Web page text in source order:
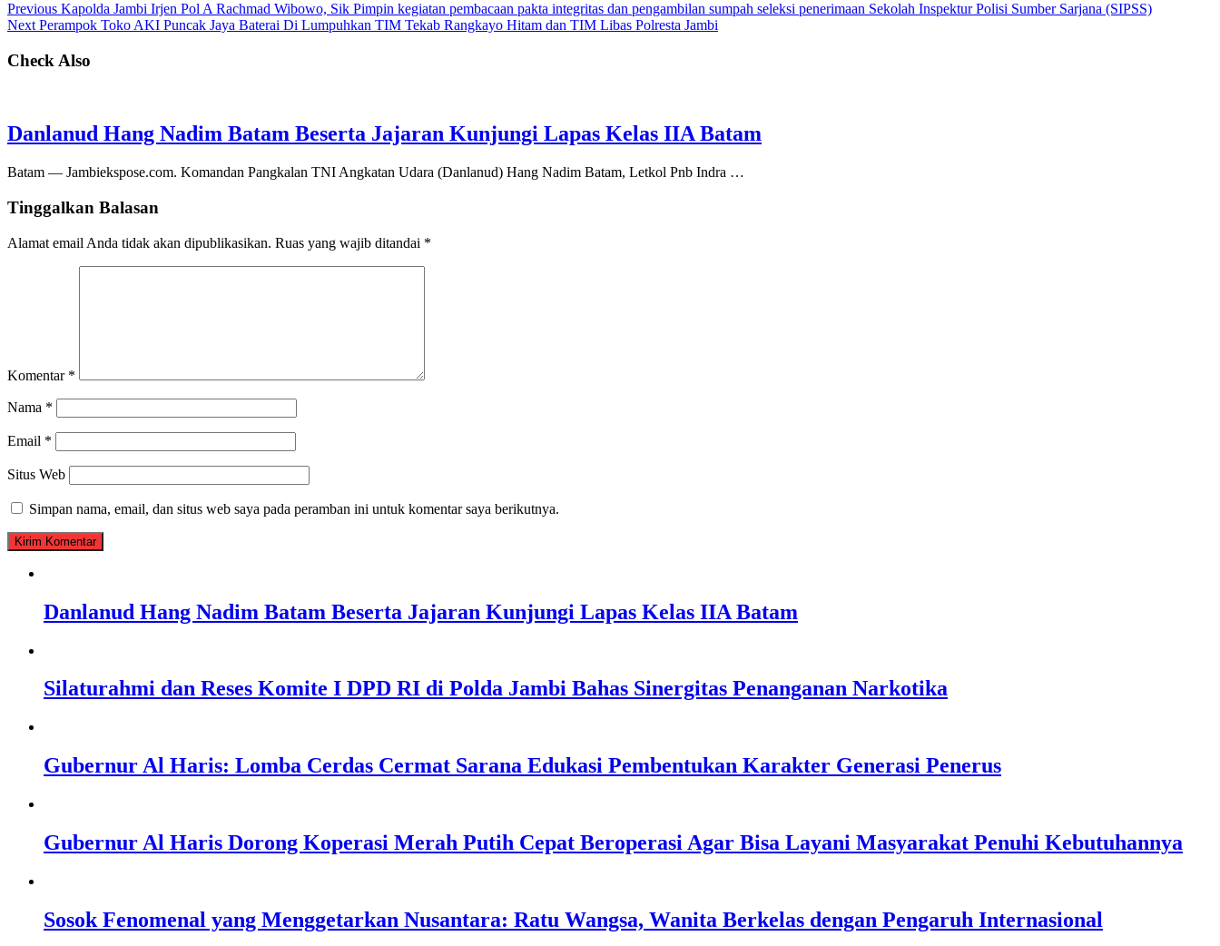
Previous Kapolda Jambi Irjen Pol A Rachmad Wibowo, Sik Pimpin kegiatan pembacaan pakta integritas dan pengambilan sumpah seleksi penerimaan Sekolah Inspektur Polisi Sumber Sarjana (SIPSS)
Next Perampok Toko AKI Puncak Jaya Baterai Di Lumpuhkan TIM Tekab Rangkayo Hitam dan TIM Libas Polresta Jambi
Check Also
Danlanud Hang Nadim Batam Beserta Jajaran Kunjungi Lapas Kelas IIA Batam
Batam — Jambiekspose.com. Komandan Pangkalan TNI Angkatan Udara (Danlanud) Hang Nadim Batam, Letkol Pnb Indra …
Tinggalkan Balasan
Alamat email Anda tidak akan dipublikasikan. Ruas yang wajib ditandai *
Komentar *
Nama *
Email *
Situs Web
Simpan nama, email, dan situs web saya pada peramban ini untuk komentar saya berikutnya.
Danlanud Hang Nadim Batam Beserta Jajaran Kunjungi Lapas Kelas IIA Batam
Silaturahmi dan Reses Komite I DPD RI di Polda Jambi Bahas Sinergitas Penanganan Narkotika
Gubernur Al Haris: Lomba Cerdas Cermat Sarana Edukasi Pembentukan Karakter Generasi Penerus
Gubernur Al Haris Dorong Koperasi Merah Putih Cepat Beroperasi Agar Bisa Layani Masyarakat Penuhi Kebutuhannya
Sosok Fenomenal yang Menggetarkan Nusantara: Ratu Wangsa, Wanita Berkelas dengan Pengaruh Internasional